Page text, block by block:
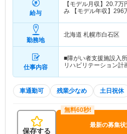
給与
【モデル月収】 20.7万
み 【モデル年収】 296
勤務地
北海道 札幌市白石区
仕事内容
■障がい者支援施設入
リハビリテーション
車通勤可 残業少なめ 土日祝休
保存する
最新の募集